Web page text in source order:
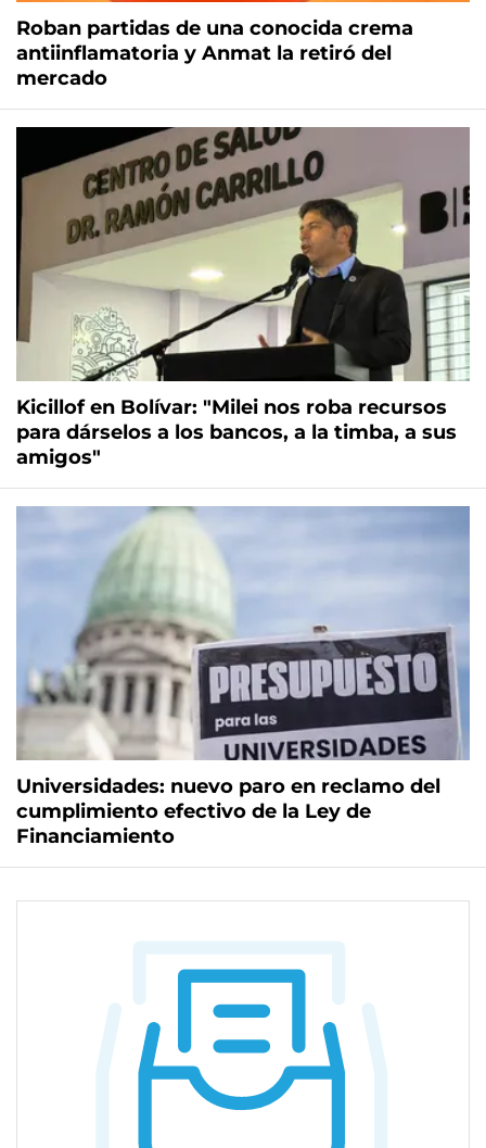
Roban partidas de una conocida crema
antiinflamatoria y Anmat la retiró del
mercado
Kicillof en Bolívar: "Milei nos roba recursos
para dárselos a los bancos, a la timba, a sus
amigos"
Universidades: nuevo paro en reclamo del
cumplimiento efectivo de la Ley de
Financiamiento